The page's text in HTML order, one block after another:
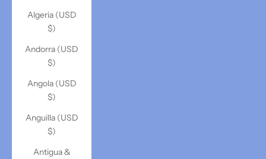
Algeria (USD
$)
Andorra (USD
$)
Angola (USD
$)
Anguilla (USD
$)
Antigua &